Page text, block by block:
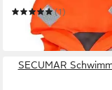
(1)
50,00 €
in 4-5 Werktagen bei dir
SECUMAR